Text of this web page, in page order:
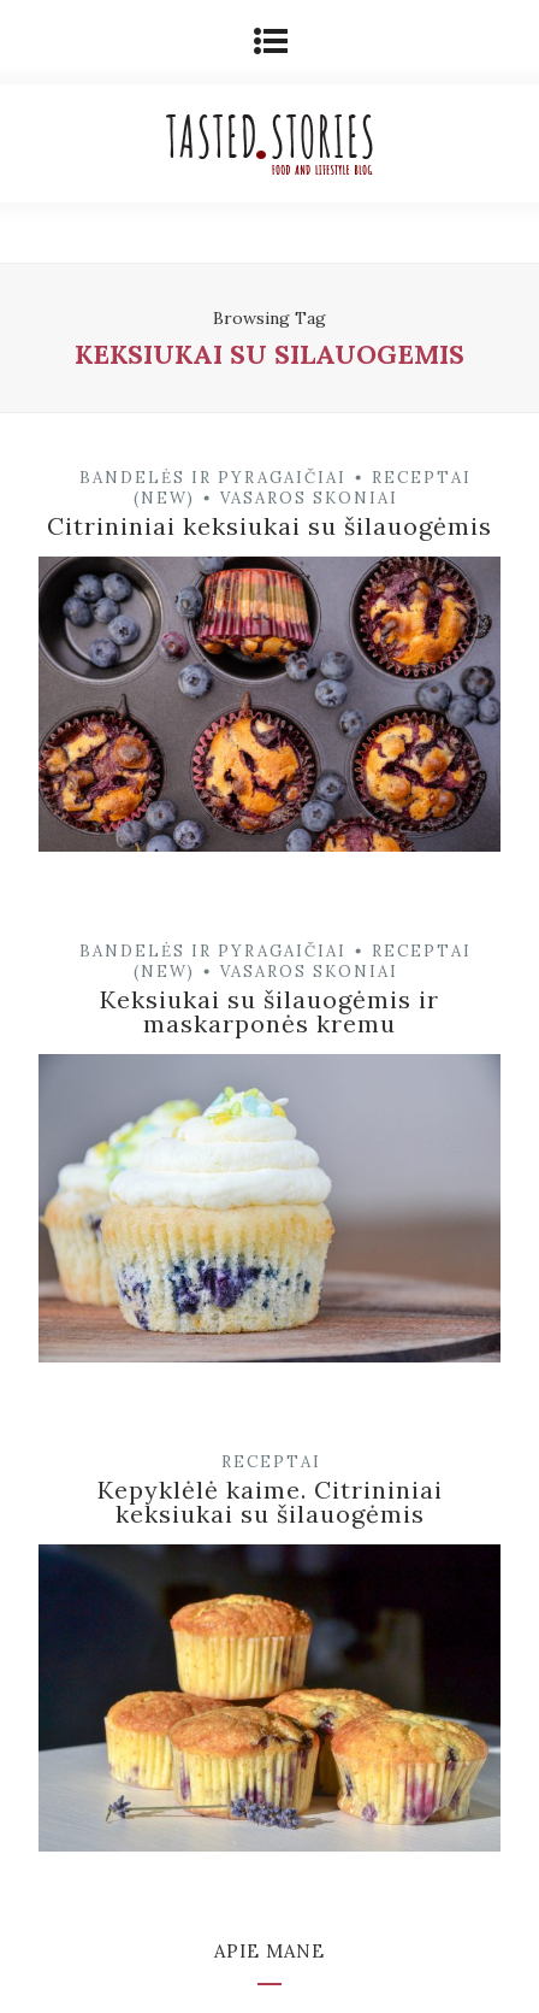
Browsing Tag
KEKSIUKAI SU SILAUOGEMIS
BANDELĖS IR PYRAGAIČIAI •
RECEPTAI
(NEW)
• VASAROS SKONIAI
Citrininiai keksiukai su šilauogėmis
BANDELĖS IR PYRAGAIČIAI •
RECEPTAI
(NEW)
• VASAROS SKONIAI
Keksiukai su šilauogėmis ir
maskarponės kremu
RECEPTAI
Kepyklėlė kaime. Citrininiai
keksiukai su šilauogėmis
APIE MANE